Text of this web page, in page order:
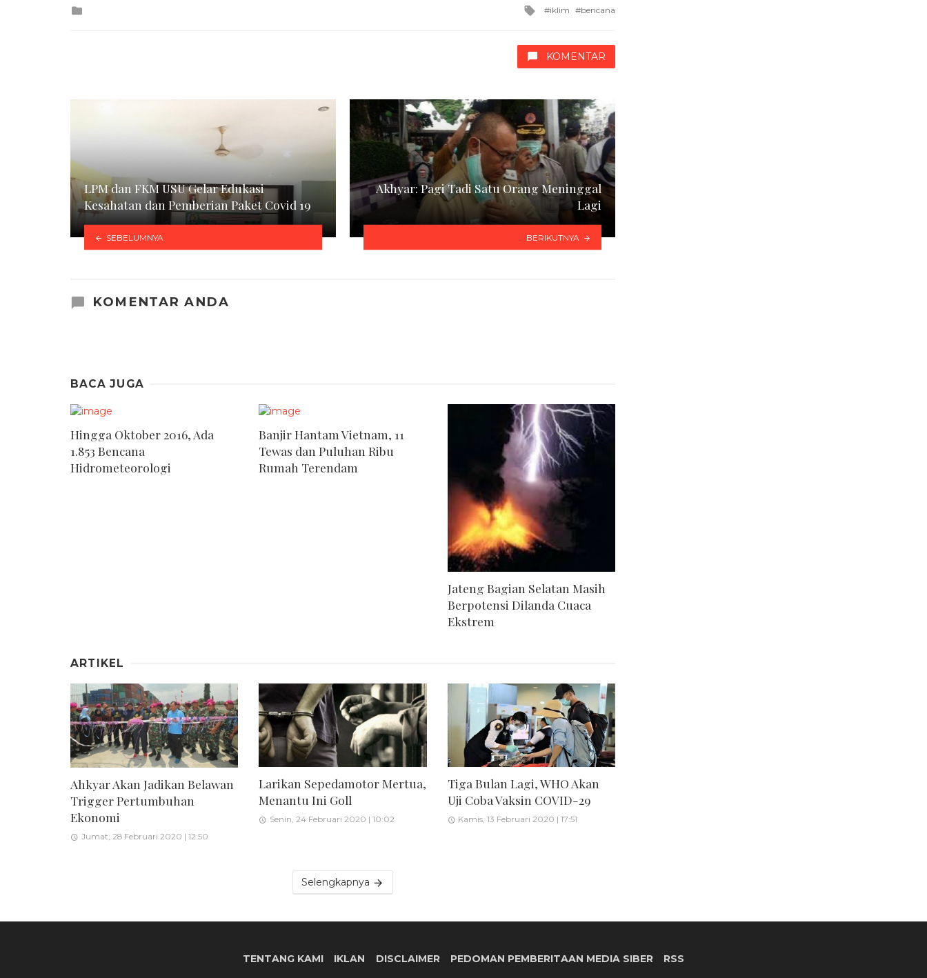
Tagged
iklim bencana
KOMENTAR
LPM dan FKM USU Gelar Edukasi
Kesahatan dan Pemberian Paket Covid 19
SEBELUMNYA
Akhyar: Pagi Tadi Satu Orang Meninggal
Lagi
BERIKUTNYA
KOMENTAR ANDA
BACA JUGA
Hingga Oktober 2016, Ada
1.853 Bencana
Hidrometeorologi
Banjir Hantam Vietnam, 11
Tewas dan Puluhan Ribu
Rumah Terendam
Jateng Bagian Selatan Masih
Berpotensi Dilanda Cuaca
Ekstrem
ARTIKEL
Ahkyar Akan Jadikan Belawan
Trigger Pertumbuhan
Ekonomi
Jumat, 28 Februari 2020 | 12:50
Larikan Sepedamotor Mertua,
Menantu Ini Goll
Senin, 24 Februari 2020 | 10:02
Tiga Bulan Lagi, WHO Akan
Uji Coba Vaksin COVID-29
Kamis, 13 Februari 2020 | 17:51
Selengkapnya
TENTANG KAMI IKLAN DISCLAIMER PEDOMAN PEMBERITAAN MEDIA SIBER RSS